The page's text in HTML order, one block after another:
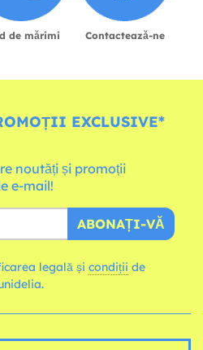
de mărimi Contactează-ne
EXCLUSIVE*
noutăți și promoții
e-mail!
ABONAȚI-VĂ
legală și condiții